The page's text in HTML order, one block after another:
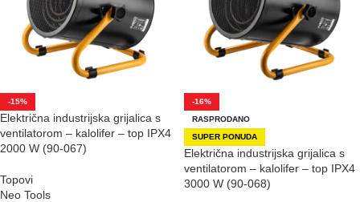
-15%
Električna industrijska grijalica s
ventilatorom – kalolifer – top IPX4
2000 W (90-067)
Topovi
Neo Tools
-16%
RASPRODANO
SUPER PONUDA
Električna industrijska grijalica s
ventilatorom – kalolifer – top IPX4
3000 W (90-068)